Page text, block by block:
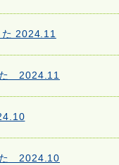
た 2024.11
た 2024.11
た 2024.10